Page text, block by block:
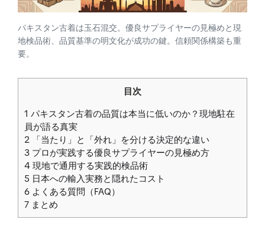
パキスタン古着は玉石混交。優良サプライヤーの見極めと現
地検品術、品質基準の明文化が成功の鍵。信頼関係構築も重
要。
目次
1 パキスタン古着の品質は本当に低いのか？現地駐在
員が語る真実
2 「当たり」と「外れ」を分ける決定的な違い
3 プロが実践する優良サプライヤーの見極め方
4 現地で通用する実践的検品術
5 日本への輸入実務と隠れたコスト
6 よくある質問（FAQ）
7 まとめ